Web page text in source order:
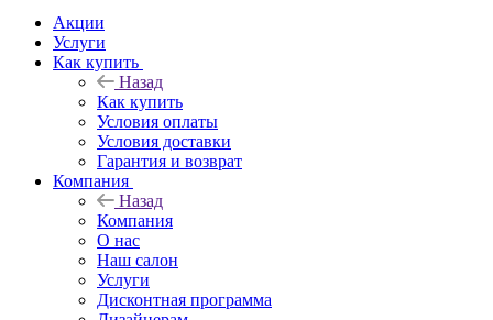
Акции
Услуги
Как купить
Назад
Как купить
Условия оплаты
Условия доставки
Гарантия и возврат
Компания
Назад
Компания
О нас
Наш салон
Услуги
Дисконтная программа